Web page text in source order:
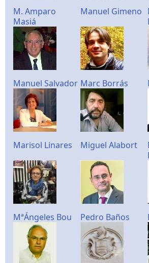
M. Amparo
Masiá
Manuel Gimeno
Manuel Salvador Marc Borrás
Marisol Linares Miguel Alabort
MªÁngeles Bou Pedro Baños